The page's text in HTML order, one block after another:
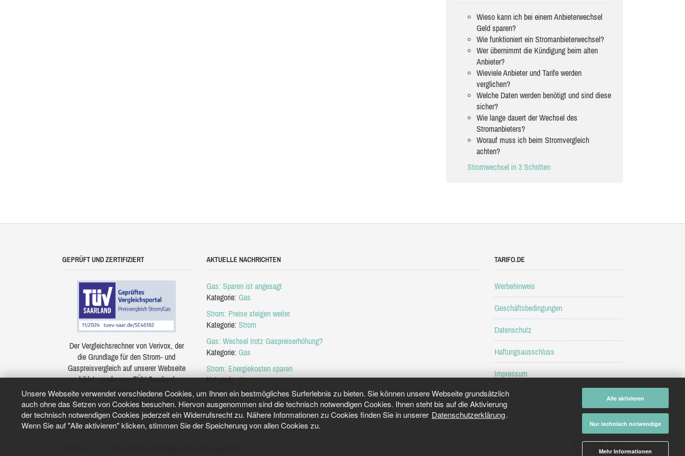
Unsere Webseite verwendet verschiedene Cookies, um Ihnen ein bestmögliches Surferlebnis zu bieten. Sie können unsere Webseite grundsätzlich
auch ohne das Setzen von Cookies besuchen. Hiervon ausgenommen sind die technisch notwendigen Cookies. Ihnen steht bis auf die Aktivierung
der technisch notwendigen Cookies jederzeit ein Widerrufsrecht zu. Nähere Informationen zu Cookies finden Sie in unserer Datenschutzerklärung.
Wenn Sie auf "Alle aktivieren" klicken, stimmen Sie der Speicherung von allen Cookies zu.
Alle aktivieren
Nur technisch notwendige
Mehr Informationen
Wieso kann ich bei einem Anbieterwechsel
Geld sparen?
Wie funktioniert ein Stromanbieterwechsel?
Wer übernimmt die Kündigung beim alten
Anbieter?
Wieviele Anbieter und Tarife werden
verglichen?
Welche Daten werden benötigt und sind diese
sicher?
Wie lange dauert der Wechsel des
Stromanbieters?
Worauf muss ich beim Stromvergleich
achten?
Stromwechsel in 3 Schritten
GEPRÜFT UND ZERTIFIZIERT
Der Vergleichsrechner von Verivox, der
die Grundlage für den Strom- und
Gaspreisvergleich auf unserer Webseite
bildet, wurde vom TÜV Saarland
zertifiziert.
AKTUELLE NACHRICHTEN
Gas: Sparen ist angesagt
Kategorie: Gas
Strom: Preise steigen weiter
Kategorie: Strom
Gas: Wechsel trotz Gaspreiserhöhung?
Kategorie: Gas
Strom: Energiekosten sparen
Kategorie:Strom
TARIFO.DE
Werbehinweis
Geschäftsbedingungen
Datenschutz
Haftungsausschluss
Impressum